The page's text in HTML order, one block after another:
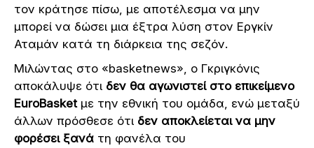
τον κράτησε πίσω, με αποτέλεσμα να μην
μπορεί να δώσει μια έξτρα λύση στον Εργκίν
Αταμάν κατά τη διάρκεια της σεζόν.
Μιλώντας στο «basketnews», ο Γκριγκόνις
αποκάλυψε ότι δεν θα αγωνιστεί στο επικείμενο
EuroBasketμε την εθνική του ομάδα, ενώ μεταξύ
άλλων πρόσθεσε ότι δεν αποκλείεται να μην
φορέσει ξανά τη φανέλα του